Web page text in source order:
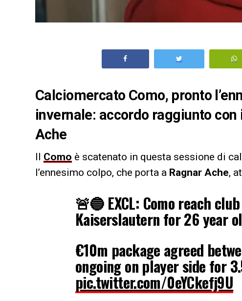
Calciomercato Como, pronto
invernale: accordo raggiunto
Ache
Il Como è scatenato in questa sessione di
l’ennesimo colpo, che porta a Ragnar Ache,
🚨🔵 EXCL: Como reach
Kaiserslautern for 26 year
€10m package agreed
ongoing on player side for
pic.twitter.com/0eYCkefj9U